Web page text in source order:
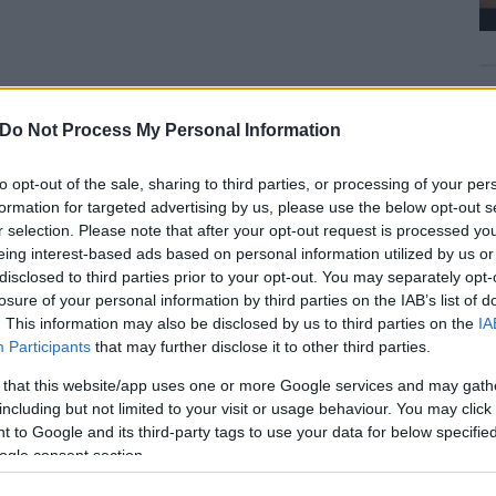
Do Not Process My Personal Information
opt-out of the sale, sharing to third parties, or processing of your
for targeted advertising by us, please use the below opt-out
selection. Please note that after your opt-out request is processed
interest-based ads based on personal information utilized by us
to third parties prior to your opt-out. You may separately
of your personal information by third parties on the IAB’s list of
This information may also be disclosed by us to third parties on the
Participants that may further disclose it to other third parties.
that this website/app uses one or more Google services and may
but not limited to your visit or usage behaviour. You may
to Google and its third-party tags to use your data for below
consent section.
Magyarországi Képviselete az ország 22
20. évfordulója alkalmából.
egy-egy sikeres uniós fejlesztést minden
több tízezer sikeres projekt közül, amelyek az EU
20 évben - olvasható az Európai Bizottság
hez elküldött közleményében.
a bemutatandó projektek a hétköznapi élet és
többek között a Tiszavirág hídról, a Kőrös-Maros
tóról is láthatók képek, de bemutatnak
is.
állványzat nélkül helyezik el a